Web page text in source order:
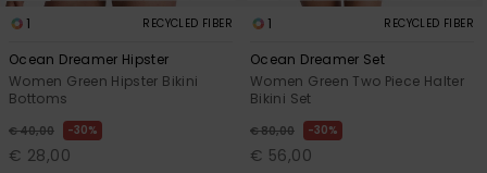
1 RECYCLED FIBER
Ocean Dreamer Hipster
Women Green Hipster Bikini
Bottoms
€ 40,00 30%
€ 28,00
1 RECYCLED FIBER
Ocean Dreamer Set
Women Green Two Piece Halter
Bikini Set
€ 80,00 30%
€ 56,00